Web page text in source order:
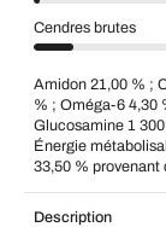
Cendres brutes
Amidon 21,00 % ;
% ; Oméga-6 4,30
Glucosamine 1
Énergie
33,50 % provenant
Description